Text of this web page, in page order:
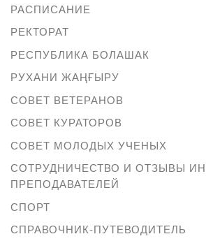
РАСПИСАНИЕ
РЕКТОРАТ
РЕСПУБЛИКА БОЛАШАК
РУХАНИ ЖАҢҒЫРУ
СОВЕТ ВЕТЕРАНОВ
СОВЕТ КУРАТОРОВ
СОВЕТ МОЛОДЫХ УЧЕНЫХ
СОТРУДНИЧЕСТВО И ОТЗЫВЫ
ПРЕПОДАВАТЕЛЕЙ
СПОРТ
СПРАВОЧНИК-ПУТЕВОДИТЕЛЬ